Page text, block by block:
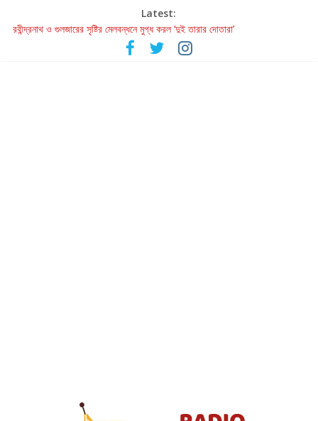
Latest:
রবীন্দ্রনাথ ও গুলজারের সৃষ্টির মেলবন্ধনে মুগ্ধ করল ‘দুই তারার দোতারা’
কলের গান থেকে রীলস্ — বাঙালির গান শোনার বিবর্তনের গল্প
জগন্নাথমঙ্গলম্ — বাংলায় প্রথমবার মঞ্চে এবার রথযাত্রার উদযাপন